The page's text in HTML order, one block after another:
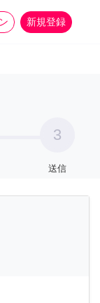
新規登録
more_horiz
3
送信